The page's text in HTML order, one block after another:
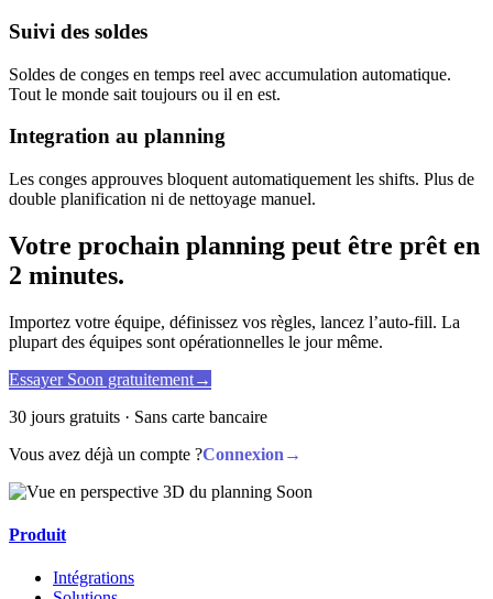
Suivi des soldes
Soldes de conges en temps reel avec accumulation automatique.
Tout le monde sait toujours ou il en est.
Integration au planning
Les conges approuves bloquent automatiquement les shifts. Plus de
double planification ni de nettoyage manuel.
Votre prochain planning peut être prêt en
2 minutes.
Importez votre équipe, définissez vos règles, lancez l’auto-fill. La
plupart des équipes sont opérationnelles le jour même.
Essayer Soon gratuitement→
30 jours gratuits · Sans carte bancaire
Vous avez déjà un compte ?Connexion →
Produit
Intégrations